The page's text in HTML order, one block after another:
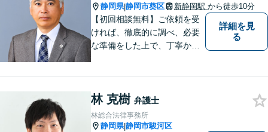
静岡県|静岡市葵区 新静岡駅 から徒歩10分
【初回相談無料】ご依頼を受
ければ、徹底的に調べ、必要
な準備をした上で、丁寧かつ
の損害賠償請求事件、相続・
離婚、破産・個人再生等は、
私が力を注ぎ、得意としてい
詳細を見
る
林 克樹 弁護士
林総合法律事務所
静岡県|静岡市駿河区